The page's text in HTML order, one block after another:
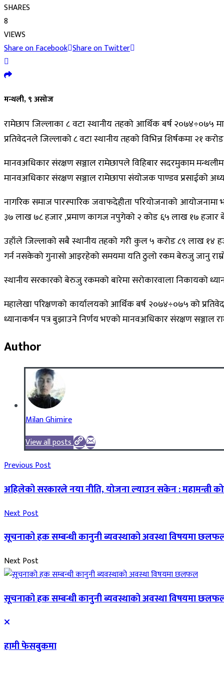
SHARES
8
VIEWS
Share on Facebook Share on Twitter
मन्थली, ९ असोज
रामेछाप जिल्लाका ८ वटा स्थानीय तहको आर्थिक बर्ष
प्रतिवेदनले जिल्लाको ८ वटा स्थानीय तहको विभिन्न शिर्षकमा २१
मानवअधिकार संरक्षण सञ्जाल रामेछापले विहिबार सदरमुकाम
मानवअधिकार संरक्षण सञ्जाल रामेछापा संयोजक पाण्डव प्रसाईको
नागरिक समाज पारस्पारिक जवाफदेहीता परियोजनाको
३७ लाख ७८ हजार ,प्रमाण कागज नपुगेको २ कोड ६५ लाख १७
उहाँले जिल्लाको सबै स्थानीय तहको गरी कुल ५ करोड ८९ लाख १४
गर्न नसकेको गुनासो आइरहेको समयमा यति ठुलो रकम बेरुजु जानु
स्थानीय सरकारको बेरुजु रकमको बारेमा सरोकारवाला निकायको
महालेखा परिक्षणको कार्यालयको आर्थिक बर्ष २०७४÷०७५ को
ध्यानाकर्षन पत्र बुझाउने निर्णय भएको मानवअधिकार संरक्षण
Author
Milan Ghimire
View all posts
Previous Post
अहिलेको सरकारले नया नीति, योजना ल्याउन सकेन : महामन्त्री
Next Post
सूचनाको हक सम्बन्धी कानुनी ब्यवस्थाको अवस्था विषयमा
Next Post
सूचनाको हक सम्बन्धी कानुनी ब्यवस्थाको अवस्था विषयमा
हामी फेसबुकमा